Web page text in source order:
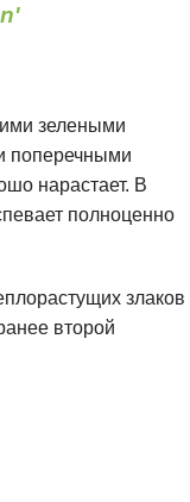
зелеными
поперечными
нарастает. В
полноценно
злаков
второй